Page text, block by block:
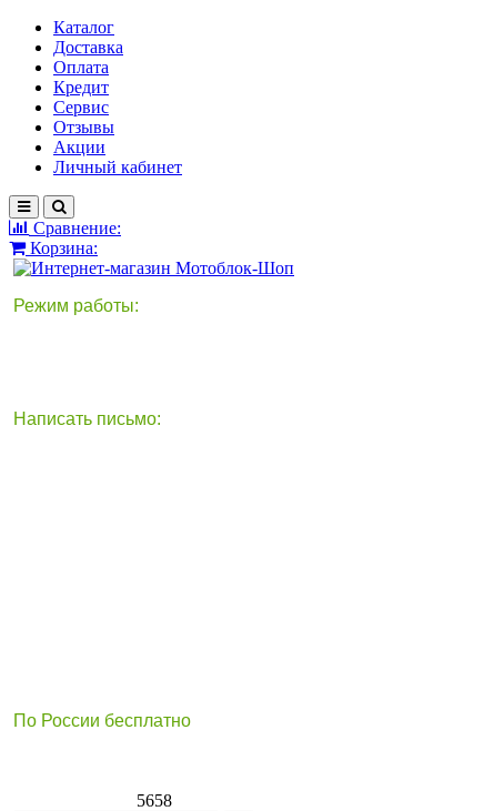
Каталог
Доставка
Оплата
Кредит
Сервис
Отзывы
Акции
Личный кабинет
Сравнение:
Корзина:
Режим работы:
Написать письмо:
По России бесплатно
5658